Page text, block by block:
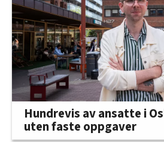
Hundrevis av ansatte i
uten faste oppgaver